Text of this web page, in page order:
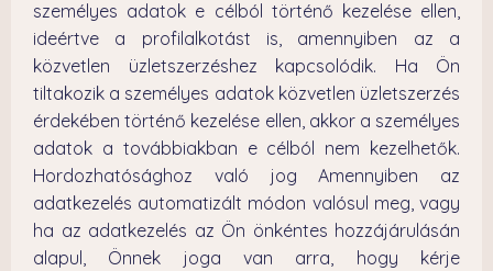
személyes adatok e célból történő kezelése ellen,
ideértve a profilalkotást is, amennyiben az a
közvetlen üzletszerzéshez kapcsolódik. Ha Ön
tiltakozik a személyes adatok közvetlen üzletszerzés
érdekében történő kezelése ellen, akkor a személyes
adatok a továbbiakban e célból nem kezelhetők.
Hordozhatósághoz való jog Amennyiben az
adatkezelés automatizált módon valósul meg, vagy
ha az adatkezelés az Ön önkéntes hozzájárulásán
alapul, Önnek joga van arra, hogy kérje